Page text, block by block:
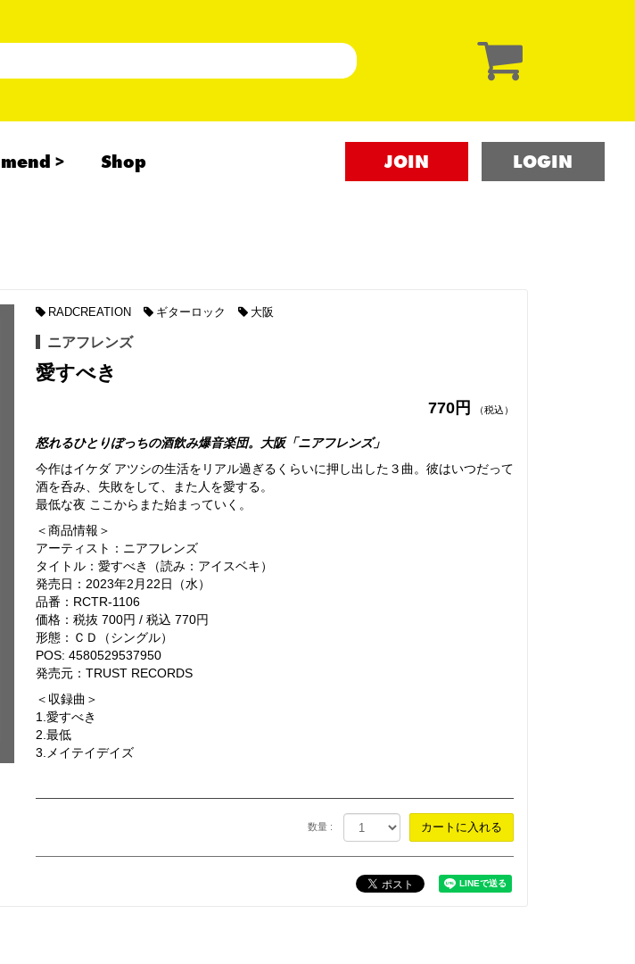
Shop JOIN LOGIN
RADCREATION ギターロック 大阪
ニアフレンズ
愛すべき
770円 （税込）
怒れるひとりぼっちの酒飲み爆音楽団。大阪「ニアフレンズ」
今作はイケダ アツシの生活をリアル過ぎるくらいに押し出した３曲。彼はいつだって
酒を呑み、失敗をして、また人を愛する。
最低な夜 ここからまた始まっていく。
＜商品情報＞
アーティスト：ニアフレンズ
タイトル：愛すべき（読み：アイスベキ）
発売日：2023年2月22日（水）
品番：RCTR-1106
価格：税抜 700円 / 税込 770円
形態：ＣＤ（シングル）
POS: 4580529537950
発売元：TRUST RECORDS
＜収録曲＞
1.愛すべき
2.最低
3.メイテイデイズ
数量 :